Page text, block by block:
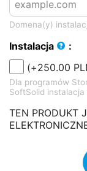
Domena(y)
Instalacja
:
(+250.00
Dla programów
SoftSolid instalacja
TEN PRODUKT